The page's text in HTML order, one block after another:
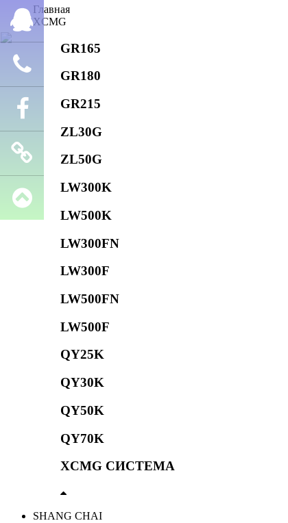
Главная
XCMG
GR165
GR180
GR215
ZL30G
ZL50G
LW300K
LW500K
LW300FN
LW300F
LW500FN
LW500F
QY25K
QY30K
QY50K
QY70K
XCMG СИСТЕМА
SHANG CHAI
лю
WeChat
QQ
Телефон
Facebook
Запчасти